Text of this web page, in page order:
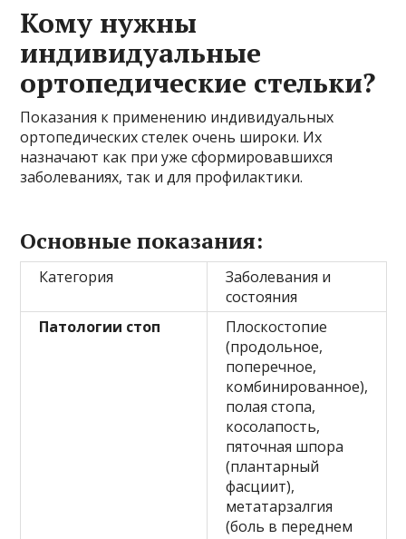
Кому нужны
индивидуальные
ортопедические стельки?
Показания к применению индивидуальных
ортопедических стелек очень широки. Их
назначают как при уже сформировавшихся
заболеваниях, так и для профилактики.
Основные показания:
Категория
Заболевания и
состояния
Патологии стоп
Плоскостопие
(продольное,
поперечное,
комбинированное),
полая стопа,
косолапость,
пяточная шпора
(плантарный
фасциит),
метатарзалгия
(боль в переднем